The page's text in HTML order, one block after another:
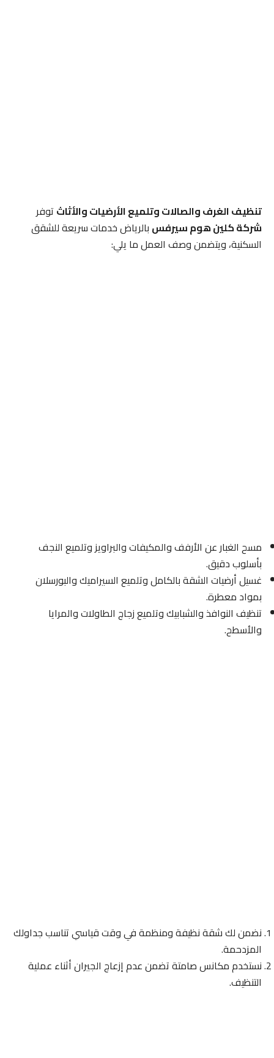
تنظيف الغرف والصالات وتلميع الأرضيات والأثاثتوفر
شركة كلين هوم سيرفسبالرياض خدمات سريعة للشقق
السكنية، ويتضمن وصف العمل ما يلي:
مسح الغبار عن الأرفف والمكيفات والبراويز وتلميع النجف
بأسلوب دقيق.
غسيل أرضيات الشقة بالكامل وتلميع السيراميك والبورسلان
بمواد معطرة.
تنظيف النوافذ والشبابيك وتلميع زجاج الطاولات والمرايا
والأسطح.
نضمن لك شقة نظيفة ومنظمة في وقت قياسي تناسب جداولك
المزدحمة.
نستخدم مكانس صامتة تضمن عدم إزعاج الجيران أثناء عملية
التنظيف.